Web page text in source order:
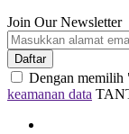
Join Our Newsletter
Daftar
Dengan memilih
keamanan data